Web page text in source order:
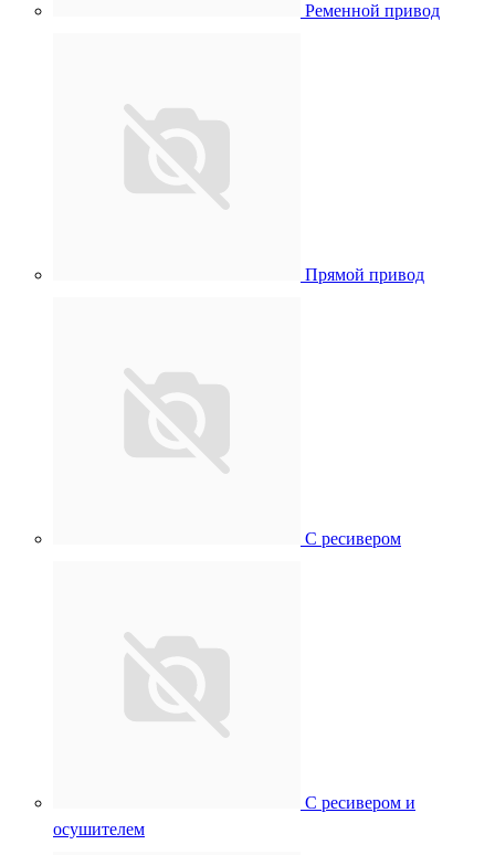
Ременной привод
Прямой привод
С ресивером
С ресивером и
осушителем